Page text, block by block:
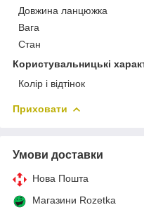
Довжина ланцюжка
Вага
Стан
Користувальницькі
Колір і відтінок
Приховати
Умови доставки
Нова Пошта
Магазини Rozetka